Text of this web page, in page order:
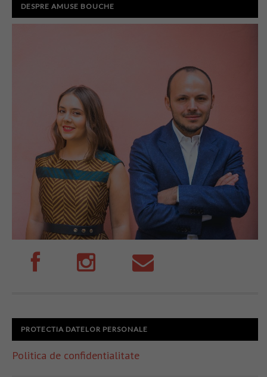
DESPRE AMUSE BOUCHE
PROTECTIA DATELOR PERSONALE
Politica de confidentialitate